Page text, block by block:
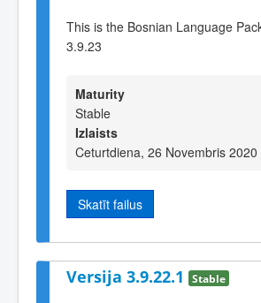
This is the Bosnian Language
3.9.23
Maturity
Stable
Izlaists
Ceturtdiena, 26 Novembris 2020
Skatīt failus
Versija 3.9.22.1 Stable